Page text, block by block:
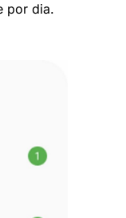
por dia.